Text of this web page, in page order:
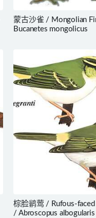
蒙古沙雀 / Mongolian
Bucanetes mongolicus
棕脸鹟莺 / Rufous-
/ Abroscopus albogularis